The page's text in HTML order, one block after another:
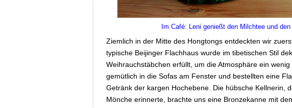
Im Café: Leni genießt den Milchtee und
Ziemlich in der Mitte des Hongtongs entdeckten wir
typische Beijinger Flachhaus wurde im tibetischen Stil
Weihrauchstäbchen erfüllt, um die Atmosphäre ein
gemütlich in die Sofas am Fenster und bestellten eine
Getränk der kargen Hochebene. Die hübsche Kellnerin,
Mönche erinnerte, brachte uns eine Bronzekanne mit